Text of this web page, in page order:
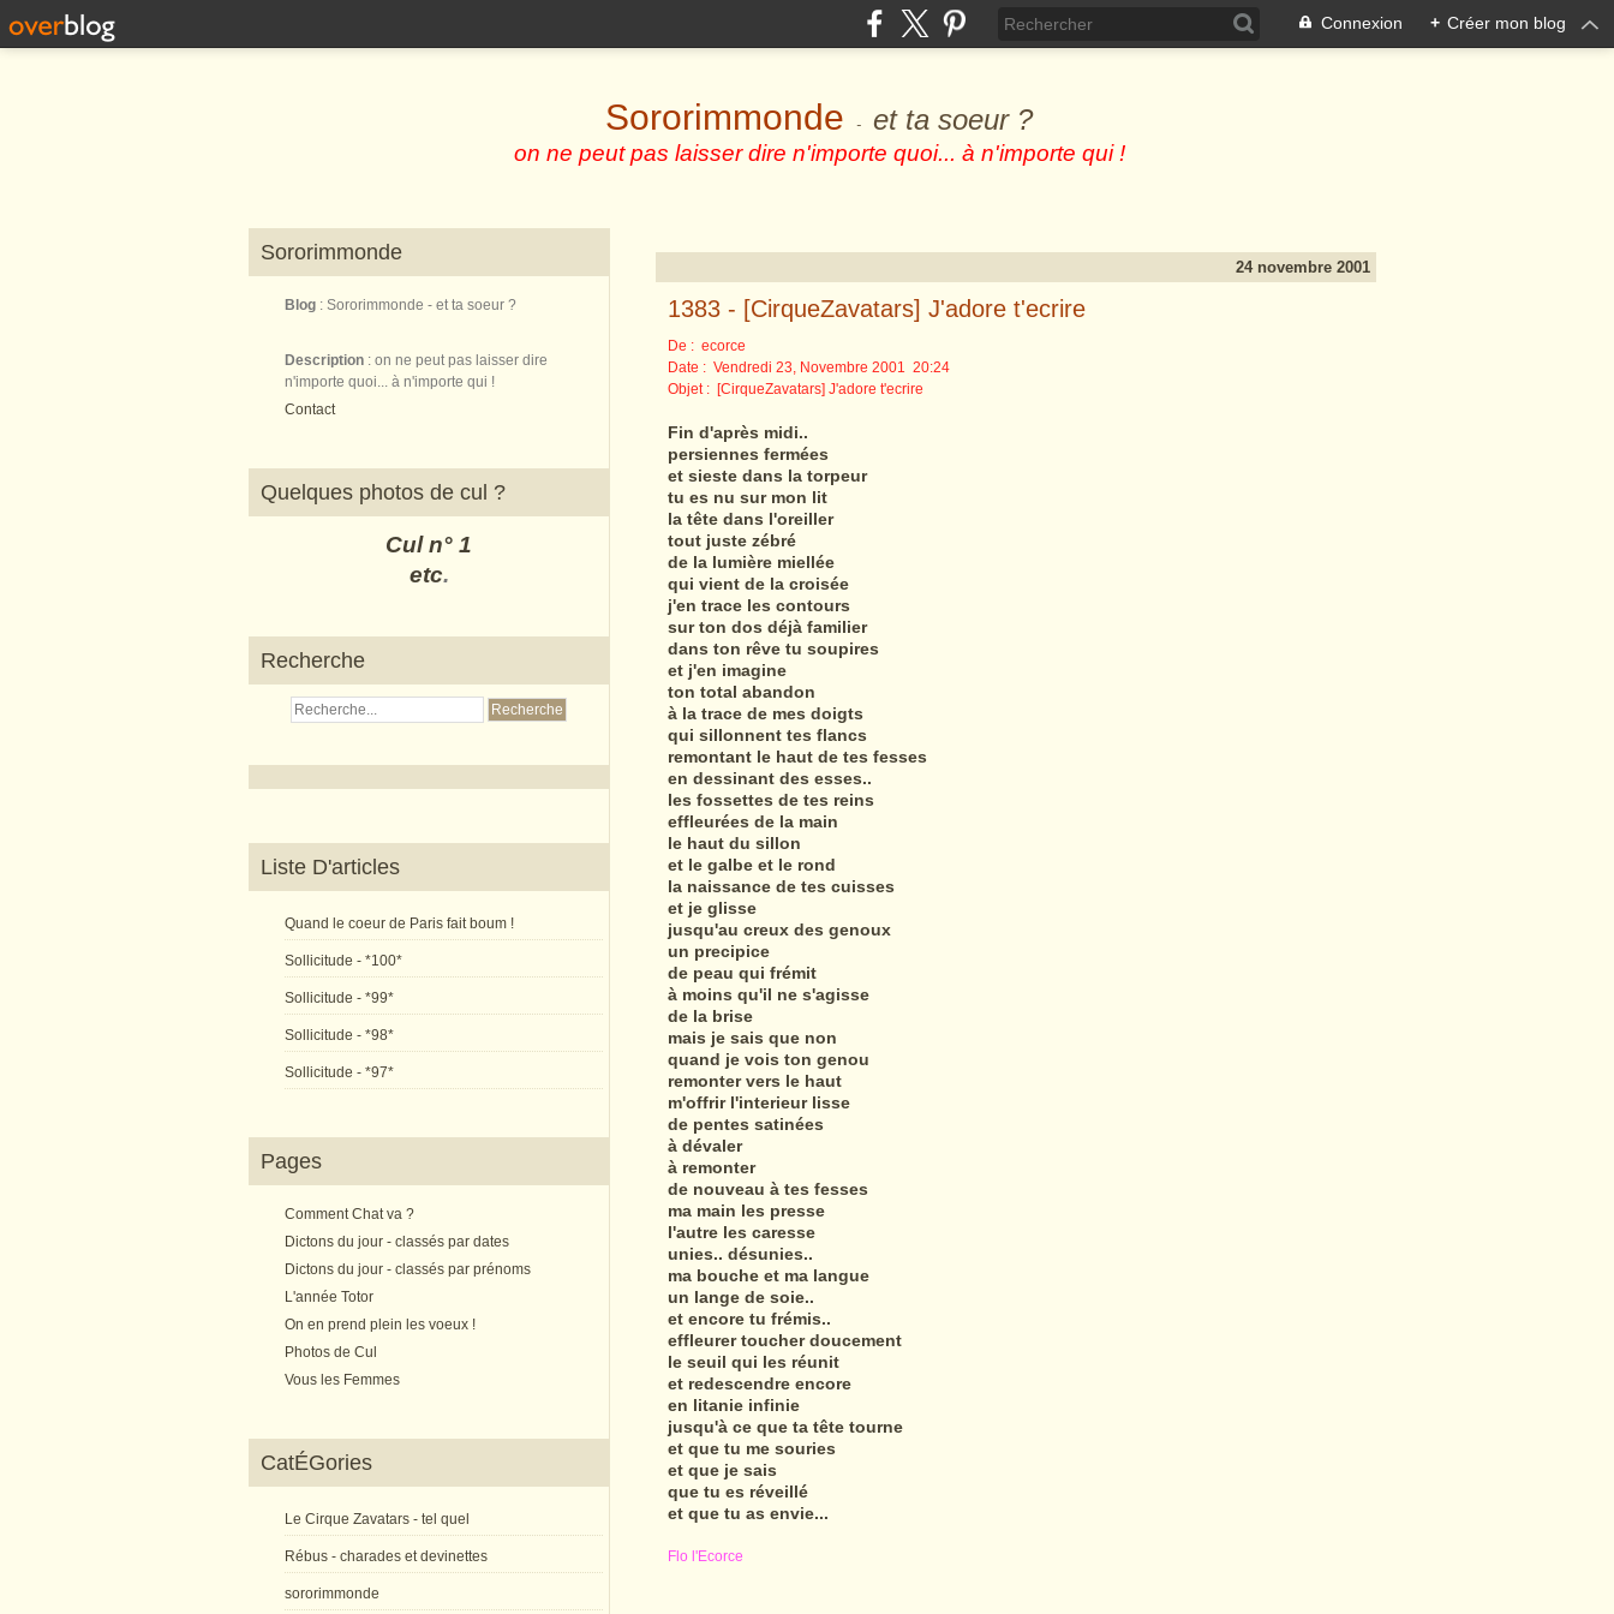
Connexion + Créer mon blog
Sororimmonde - et ta soeur ?
on ne peut pas laisser dire n'importe quoi... à n'importe qui !
Sororimmonde
Blog : Sororimmonde - et ta soeur ?
Description : on ne peut pas laisser dire
n'importe quoi... à n'importe qui !
Contact
Quelques photos de cul ?
Cul n° 1
etc.
Recherche
Liste D'articles
Quand le coeur de Paris fait boum !
Sollicitude - *100*
Sollicitude - *99*
Sollicitude - *98*
Sollicitude - *97*
Pages
Comment Chat va ?
Dictons du jour - classés par dates
Dictons du jour - classés par prénoms
L'année Totor
On en prend plein les voeux !
Photos de Cul
Vous les Femmes
CatÉGories
Le Cirque Zavatars - tel quel
Rébus - charades et devinettes
sororimmonde
24 novembre 2001
1383 - [CirqueZavatars] J'adore t'ecrire
De : ecorce
Date : Vendredi 23, Novembre 2001 20:24
Objet : [CirqueZavatars] J'adore t'ecrire
Fin d'après midi..
persiennes fermées
et sieste dans la torpeur
tu es nu sur mon lit
la tête dans l'oreiller
tout juste zébré
de la lumière miellée
qui vient de la croisée
j'en trace les contours
sur ton dos déjà familier
dans ton rêve tu soupires
et j'en imagine
ton total abandon
à la trace de mes doigts
qui sillonnent tes flancs
remontant le haut de tes fesses
en dessinant des esses..
les fossettes de tes reins
effleurées de la main
le haut du sillon
et le galbe et le rond
la naissance de tes cuisses
et je glisse
jusqu'au creux des genoux
un precipice
de peau qui frémit
à moins qu'il ne s'agisse
de la brise
mais je sais que non
quand je vois ton genou
remonter vers le haut
m'offrir l'interieur lisse
de pentes satinées
à dévaler
à remonter
de nouveau à tes fesses
ma main les presse
l'autre les caresse
unies.. désunies..
ma bouche et ma langue
un lange de soie..
et encore tu frémis..
effleurer toucher doucement
le seuil qui les réunit
et redescendre encore
en litanie infinie
jusqu'à ce que ta tête tourne
et que tu me souries
et que je sais
que tu es réveillé
et que tu as envie...
Flo l'Ecorce